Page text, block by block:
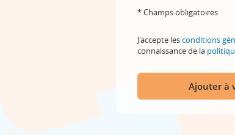
* Champs obligatoires
J'accepte lesconditions
connaissance de la
Ajouter à